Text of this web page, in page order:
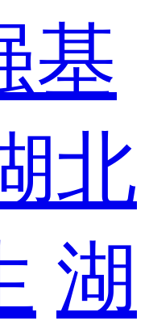
基
北
湖